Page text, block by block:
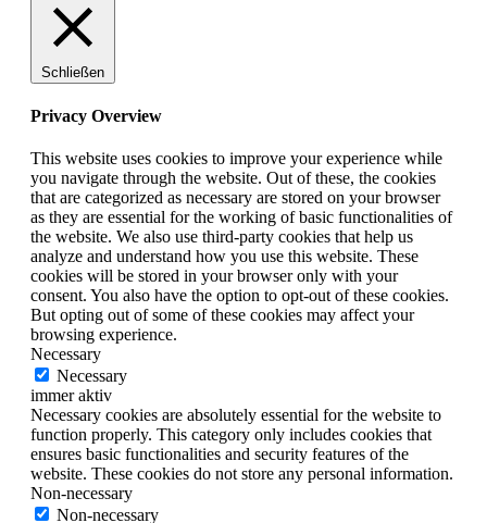
Schließen
Privacy Overview
This website uses cookies to improve your experience while
you navigate through the website. Out of these, the cookies
that are categorized as necessary are stored on your browser
as they are essential for the working of basic functionalities of
the website. We also use third-party cookies that help us
analyze and understand how you use this website. These
cookies will be stored in your browser only with your
consent. You also have the option to opt-out of these cookies.
But opting out of some of these cookies may affect your
browsing experience.
Necessary
Necessary
immer aktiv
Necessary cookies are absolutely essential for the website to
function properly. This category only includes cookies that
ensures basic functionalities and security features of the
website. These cookies do not store any personal information.
Non-necessary
Non-necessary